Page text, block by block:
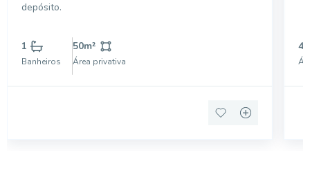
depósito.
1
Banheiros
50m²
Área privativa
40